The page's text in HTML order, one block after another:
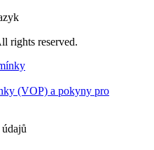
rights reserved.
(VOP) a pokyny pro